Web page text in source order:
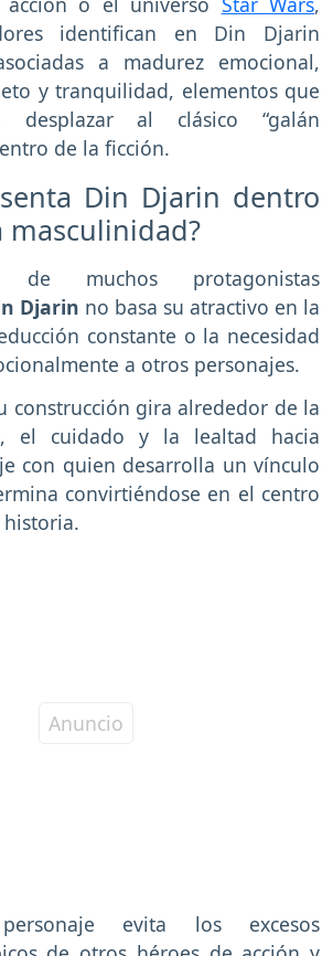
identifican en Din Djarin
a madurez emocional,
y tranquilidad, elementos que
desplazar al clásico “galán
de la ficción.
Din Djarin dentro
masculinidad?
muchos protagonistas
Djarin no basa su atractivo en la
constante o la necesidad
a otros personajes.
construcción gira alrededor de la
el cuidado y la lealtad hacia
con quien desarrolla un vínculo
convirtiéndose en el centro
evita los excesos